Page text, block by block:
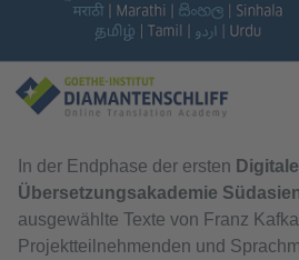
In der Endphase der ersten
Übersetzungsakademie
ausgewählte Texte von Franz
Projektteilnehmenden und